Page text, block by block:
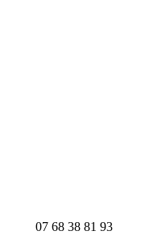
07 68 38 81 93